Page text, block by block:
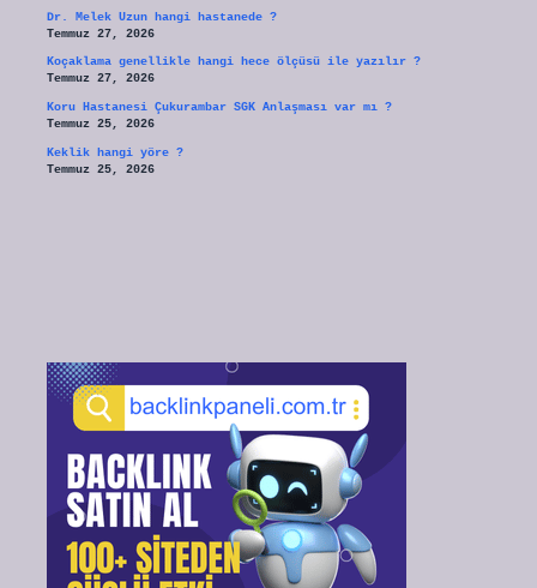
Dr. Melek Uzun hangi hastanede ?
Temmuz 27, 2026
Koçaklama genellikle hangi hece ölçüsü ile yazılır ?
Temmuz 27, 2026
Koru Hastanesi Çukurambar SGK Anlaşması var mı ?
Temmuz 25, 2026
Keklik hangi yöre ?
Temmuz 25, 2026